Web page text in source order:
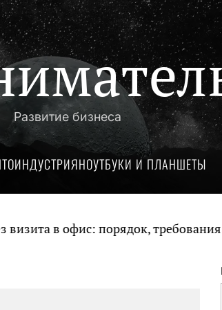
Развитие бизнеса
НОУТБУКИ И ПЛАНШЕТЫ
в офис: порядок, требования и